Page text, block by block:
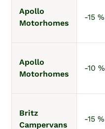
Apollo
Motorhomes
-15 %
Apollo
Motorhomes
-10 %
Britz
Campervans
-15 %